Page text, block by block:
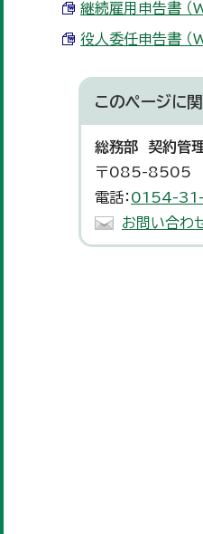
継続雇用申告書
役人委任申告書
このページに
総務部 契約管
〒085-8505
電話： 0154-
お問い合わ